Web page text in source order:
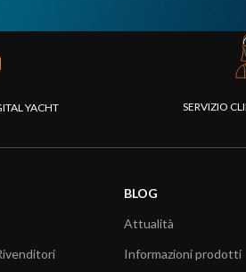
YACHT SERVIZIO
BLOG
Attualità
Informazioni prodotti